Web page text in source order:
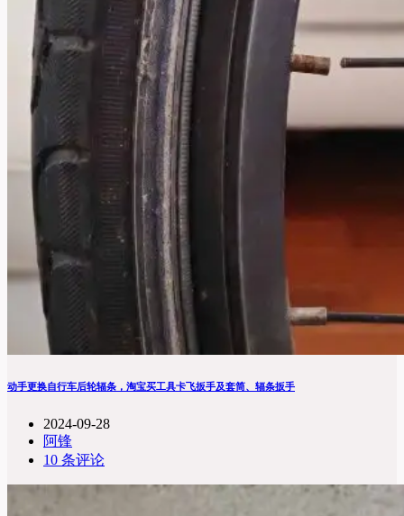
动手更换自行车后轮辐条，淘宝买工具卡飞扳手及套筒、辐条扳手
2024-09-28
阿锋
10 条评论